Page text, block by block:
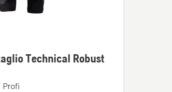
Technical Robust
Profi